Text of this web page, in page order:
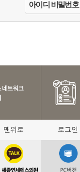
아이디 비밀번호
맨위로 로그인